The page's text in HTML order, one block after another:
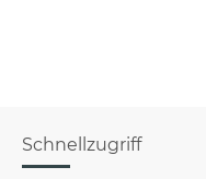
Schnellzugriff